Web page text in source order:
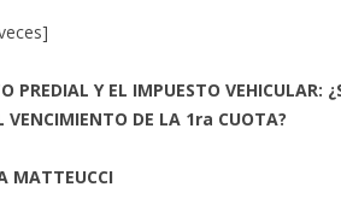
PREDIAL Y EL IMPUESTO VEHICULAR:
VENCIMIENTO DE LA 1ra CUOTA?
MATTEUCCI